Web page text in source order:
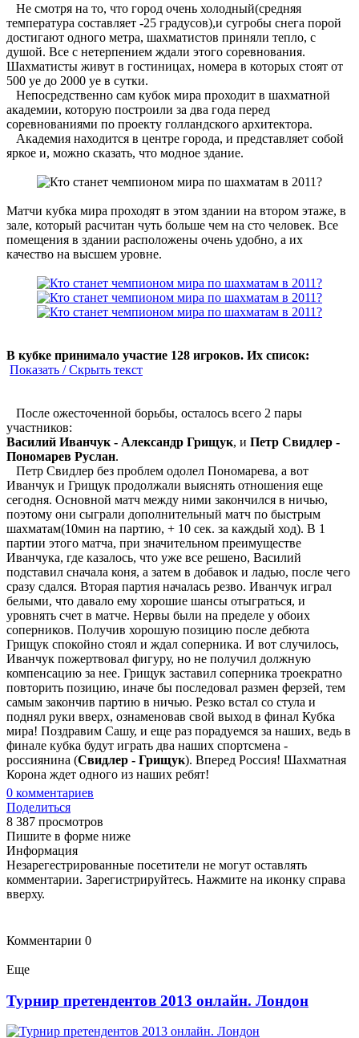
Не смотря на то, что город очень холодный(средняя
температура составляет -25 градусов),и сугробы снега порой
достигают одного метра, шахматистов приняли тепло, с
душой. Все с нетерпением ждали этого соревнования.
Шахматисты живут в гостиницах, номера в которых стоят от
500 уе до 2000 уе в сутки.
Непосредственно сам кубок мира проходит в шахматной
академии, которую построили за два года перед
соревнованиями по проекту голландского архитектора.
Академия находится в центре города, и представляет собой
яркое и, можно сказать, что модное здание.
Матчи кубка мира проходят в этом здании на втором этаже, в
зале, который расчитан чуть больше чем на сто человек. Все
помещения в здании расположены очень удобно, а их
качество на высшем уровне.
В кубке принимало участие 128 игроков. Их список:
Показать / Скрыть текст
После ожесточенной борьбы, осталось всего 2 пары
участников:
Василий Иванчук - Александр Грищук, и Петр Свидлер -
Пономарев Руслан.
Петр Свидлер без проблем одолел Пономарева, а вот
Иванчук и Грищук продолжали выяснять отношения еще
сегодня. Основной матч между ними закончился в ничью,
поэтому они сыграли дополнительный матч по быстрым
шахматам(10мин на партию, + 10 сек. за каждый ход). В 1
партии этого матча, при значительном преимуществе
Иванчука, где казалось, что уже все решено, Василий
подставил сначала коня, а затем в добавок и ладью, после чего
сразу сдался. Вторая партия началась резво. Иванчук играл
белыми, что давало ему хорошие шансы отыграться, и
уровнять счет в матче. Нервы были на пределе у обоих
соперников. Получив хорошую позицию после дебюта
Грищук спокойно стоял и ждал соперника. И вот случилось,
Иванчук пожертвовал фигуру, но не получил должную
компенсацию за нее. Грищук заставил соперника троекратно
повторить позицию, иначе бы последовал размен ферзей, тем
самым закончив партию в ничью. Резко встал со стула и
поднял руки вверх, ознаменовав свой выход в финал Кубка
мира! Поздравим Сашу, и еще раз порадуемся за наших, ведь в
финале кубка будут играть два наших спортсмена -
россиянина (Свидлер - Грищук). Вперед Россия! Шахматная
Корона ждет одного из наших ребят!
0 комментариев
Поделиться
8 387 просмотров
Пишите в форме ниже
Информация
Незарегестрированные посетители не могут оставлять
комментарии. Зарегистрируйтесь. Нажмите на иконку справа
вверху.
Комментарии 0
Еще
Турнир претендентов 2013 онлайн. Лондон